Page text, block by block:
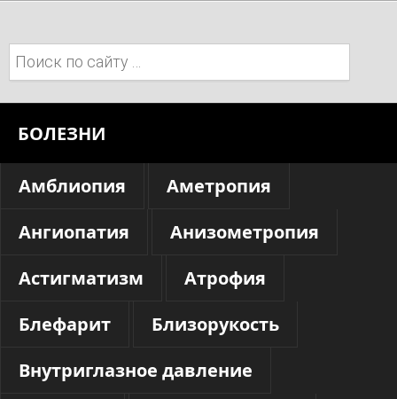
Поиск:
БОЛЕЗНИ
Амблиопия
Аметропия
Ангиопатия
Анизометропия
Астигматизм
Атрофия
Блефарит
Близорукость
Внутриглазное давление